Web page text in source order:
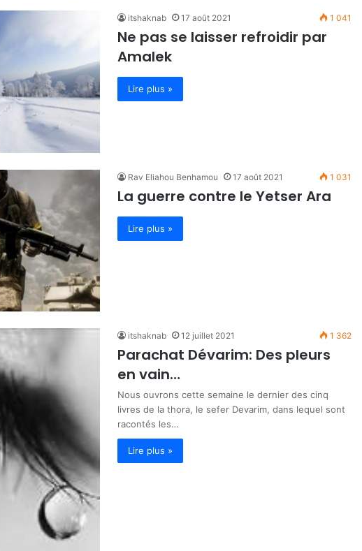
itshaknab 17 août 2021 1 041
Ne pas se laisser refroidir par
Amalek
Lire plus »
Rav Eliahou Benhamou 17 août 2021 1 031
La guerre contre le Yetser Ara
Lire plus »
itshaknab 12 juillet 2021 1 362
Parachat Dévarim: Des pleurs
en vain…
Nous ouvrons cette semaine le dernier des cinq
livres de la thora, le sefer Devarim, dans lequel sont
racontés les…
Lire plus »